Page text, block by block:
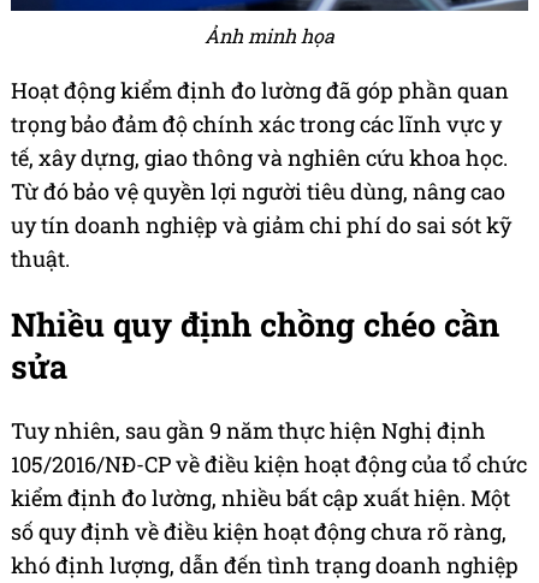
Ảnh minh họa
Hoạt động kiểm định đo lường đã góp phần quan
trọng bảo đảm độ chính xác trong các lĩnh vực y
tế, xây dựng, giao thông và nghiên cứu khoa học.
Từ đó bảo vệ quyền lợi người tiêu dùng, nâng cao
uy tín doanh nghiệp và giảm chi phí do sai sót kỹ
thuật.
Nhiều quy định chồng chéo cần
sửa
Tuy nhiên, sau gần 9 năm thực hiện Nghị định
105/2016/NĐ-CP về điều kiện hoạt động của tổ chức
kiểm định đo lường, nhiều bất cập xuất hiện. Một
số quy định về điều kiện hoạt động chưa rõ ràng,
khó định lượng, dẫn đến tình trạng doanh nghiệp